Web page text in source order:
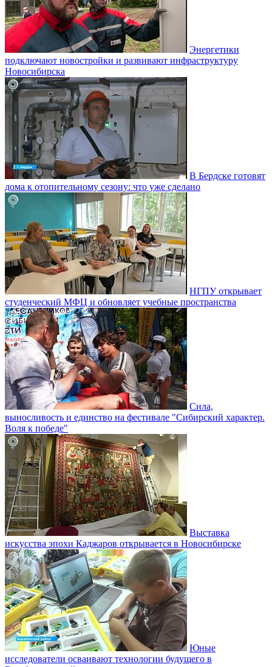
Энергетики
подключают новостройки и развивают инфраструктуру
Новосибирска
В Бердске готовят
дома к отопительному сезону: что уже сделано
НГПУ открывает
студенческий МФЦ и обновляет учебные пространства
Сила,
выносливость и единство на фестивале "Сибирский характер.
Воля к победе"
Выставка
искусства эпохи Каджаров открывается в Новосибирске
Юные
исследователи осваивают технологии будущего в